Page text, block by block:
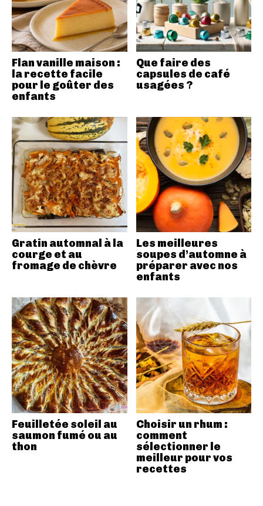
Flan vanille maison :
la recette facile
pour le goûter des
enfants
Que faire des
capsules de café
usagées ?
Gratin automnal à la
courge et au
fromage de chèvre
Les meilleures
soupes d’automne à
préparer avec nos
enfants
Feuilletée soleil au
saumon fumé ou au
thon
Choisir un rhum :
comment
sélectionner le
meilleur pour vos
recettes